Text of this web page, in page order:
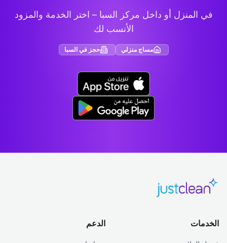
في المنزل أو داخل مركز السبا – اختر الخدمة والمزود
الأنسب لك
مساج منزلي حجز في السبا
الخدمات الدعم